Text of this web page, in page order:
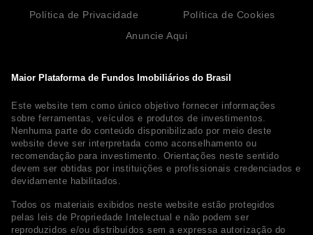
Maior Plataforma de Fundos Imobiliários do Brasil
Este website tem como único objetivo fornecer informações
sobre ferramentas, veículos e produtos de investimentos.
Nenhuma parte do conteúdo disponibilizado por meio deste
website deve ser interpretada como aconselhamento ou
recomendação para investimento. Orientações neste sentido
devem ser obtidas por instituições e profissionais credenciados e
devidamente habilitados.
Todos os materiais exibidos neste website estão protegidos
pelas leis de Propriedade Intelectual e não podem ser
reproduzidos e/ou distribuídos sem a expressa autorização do
Política de Privacidade
Política de Cookies
Anuncie Aqui